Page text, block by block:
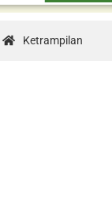
Ketrampilan